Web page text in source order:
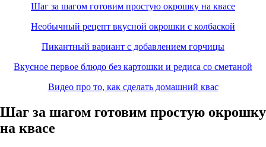
Шаг за шагом готовим простую окрошку на квасе
Необычный рецепт вкусной окрошки с колбаской
Пикантный вариант с добавлением горчицы
Вкусное первое блюдо без картошки и редиса со сметаной
Видео про то, как сделать домашний квас
Шаг за шагом готовим простую окрошку
на квасе